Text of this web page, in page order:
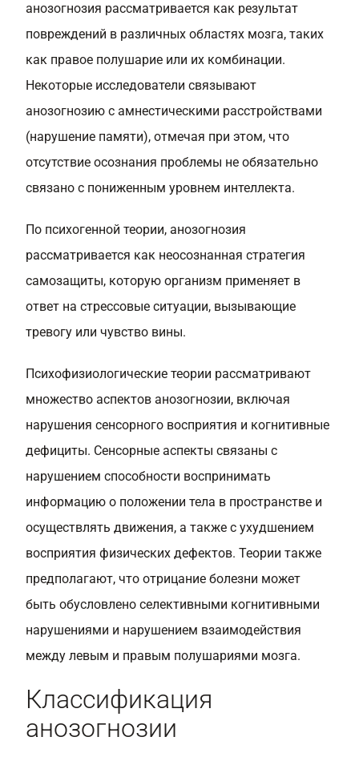
анозогнозия рассматривается как результат
повреждений в различных областях мозга, таких
как правое полушарие или их комбинации.
Некоторые исследователи связывают
анозогнозию с амнестическими расстройствами
(нарушение памяти), отмечая при этом, что
отсутствие осознания проблемы не обязательно
связано с пониженным уровнем интеллекта.
По психогенной теории, анозогнозия
рассматривается как неосознанная стратегия
самозащиты, которую организм применяет в
ответ на стрессовые ситуации, вызывающие
тревогу или чувство вины.
Психофизиологические теории рассматривают
множество аспектов анозогнозии, включая
нарушения сенсорного восприятия и когнитивные
дефициты. Сенсорные аспекты связаны с
нарушением способности воспринимать
информацию о положении тела в пространстве и
осуществлять движения, а также с ухудшением
восприятия физических дефектов. Теории также
предполагают, что отрицание болезни может
быть обусловлено селективными когнитивными
нарушениями и нарушением взаимодействия
между левым и правым полушариями мозга.
Классификация
анозогнозии